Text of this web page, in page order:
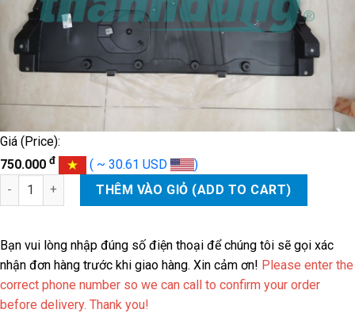
Giá (Price):
750.000 đ ( ~ 30.61 USD )
TẤM CHE GẦM MÁY MAZDA CX8 2021 | TK4856110 số lượng
THÊM VÀO GIỎ (ADD TO CART)
Bạn vui lòng nhập đúng số điện thoại để chúng tôi sẽ gọi xác
nhận đơn hàng trước khi giao hàng. Xin cảm ơn! Please enter the
correct phone number so we can call to confirm your order
before delivery. Thank you!